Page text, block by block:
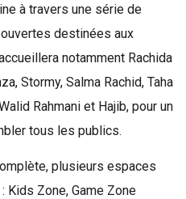
à travers une série de
destinées aux
notamment Rachida
Stormy, Salma Rachid, Taha
Rahmani et Hajib, pour un
tous les publics.
plusieurs espaces
Zone, Game Zone